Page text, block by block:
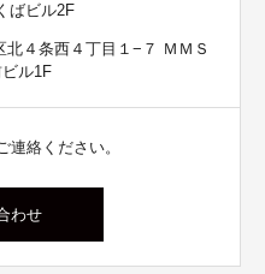
ばビル2F
４条西４丁目１−７ ＭＭＳ
ル1F
連絡ください。
わせ